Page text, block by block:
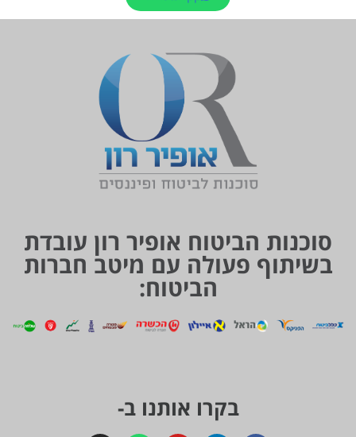
סוכנות הביטוח אופיר רון עובדת
בשיתוף פעולה עם מיטב חברות
הביטוח:
בקרו אותנו ב-